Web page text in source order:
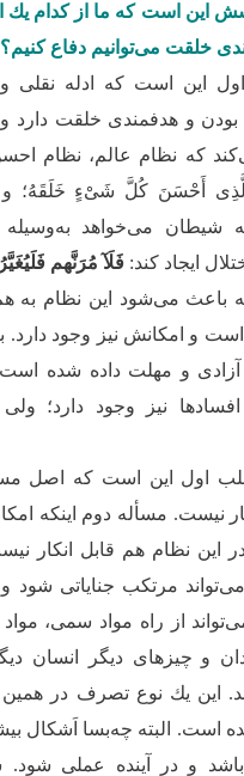
این است كه ما از كدام یك
خلقت می‌توانیم دفاع كنیم؟
این است كه ادله نقلی و
بودن و هدفمندی خلقت دارد
كه نظام عالم، نظام
أَحْسَنَ كُلَّ شَیْءٍ خَلَقَهُ؛
شیطان می‌خواهد به‌وسیله
ایجاد كند: فَلَآ مُرَنَّهم
باعث می‌شود این نظام به
و امكانش نیز وجود دارد. با
و مهلت داده شده است،
افسادها نیز وجود دارد؛
اول این است كه اصل
نیست. مسأله دوم اینكه
در این نظام هم قابل انكار
می‌تواند مرتكب جنایاتی شود
از راه مواد سمی،
و چیزهای دیگر انسان
این یك نوع تصرف در
است. البته چه‌بسا اَشكال
و در آینده عملی